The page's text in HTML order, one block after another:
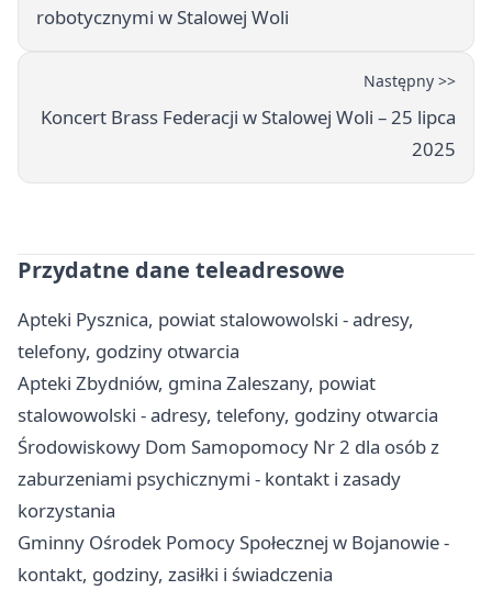
robotycznymi w Stalowej Woli
Następny >>
Koncert Brass Federacji w Stalowej Woli – 25 lipca
2025
Przydatne dane teleadresowe
Apteki Pysznica, powiat stalowowolski - adresy,
telefony, godziny otwarcia
Apteki Zbydniów, gmina Zaleszany, powiat
stalowowolski - adresy, telefony, godziny otwarcia
Środowiskowy Dom Samopomocy Nr 2 dla osób z
zaburzeniami psychicznymi - kontakt i zasady
korzystania
Gminny Ośrodek Pomocy Społecznej w Bojanowie -
kontakt, godziny, zasiłki i świadczenia